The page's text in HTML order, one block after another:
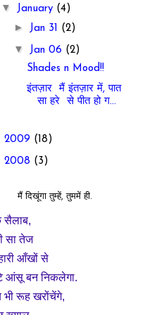
▼ January (4)
► Jan 31 (2)
▼ Jan 06 (2)
Shades n Mood!!
इंतज़ार मैं इंतज़ार में, पात
सा हरे से पीत हो ग...
2009 (18)
2008 (3)
मैं दिखूंगा तुम्हें, तुममें ही.
सैलाब,
सा तेज
आँखों से
आंसू बन निकलेगा.
भी रूह खरोंचेंगे,